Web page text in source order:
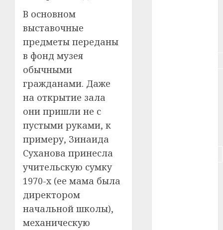
В основном
выставочные
предметы переданы
в фонд музея
обычными
гражданами. Даже
на открытие зала
они пришли не с
пустыми руками, к
примеру, Зинаида
Суханова принесла
учительскую сумку
1970-х (ее мама была
директором
начальной школы),
механическую